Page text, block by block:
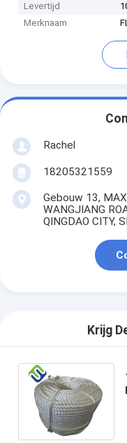
Levertijd
Merknaam
Rachel
18205321559
Gebouw 13, MAX
WANGJIANG
QINGDAO CITY,
Krijg